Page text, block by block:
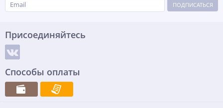
ПОДПИСАТЬСЯ
Присоединяйтесь
Способы оплаты